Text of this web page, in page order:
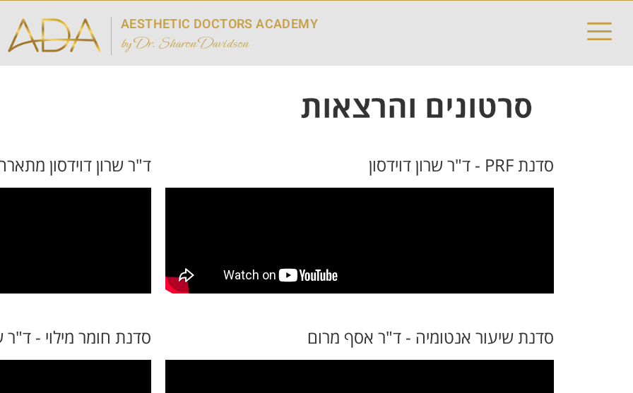
AESTHETIC DOCTORS ACADEMY
by Dr. Sharon Davidson
סרטונים והרצאות
סדנת PRF - ד"ר שרון דוידסון ד"ר שרון דוידסון
סדנת שיעור אנטומיה - ד"ר אסף מרום סדנת חומר מילוי - ד"ר